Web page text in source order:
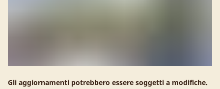
Gli aggiornamenti potrebbero essere soggetti a modifiche.